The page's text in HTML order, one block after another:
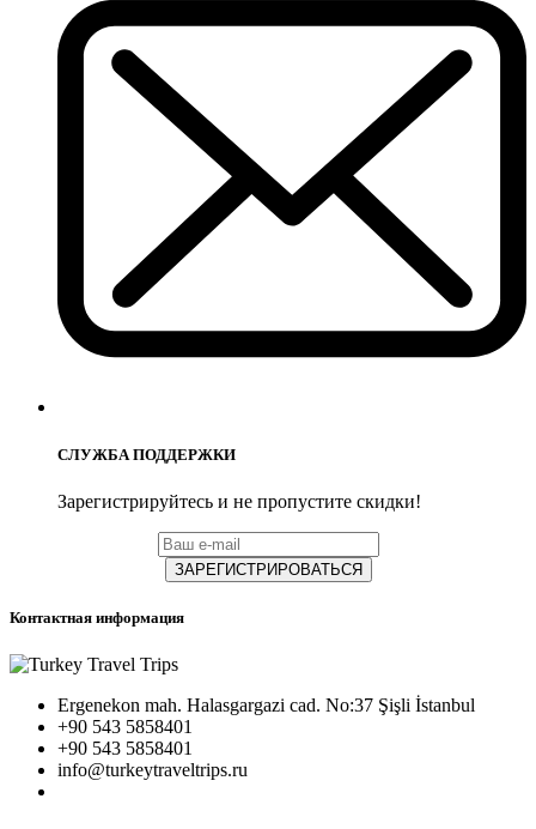
СЛУЖБА ПОДДЕРЖКИ
Зарегистрируйтесь и не пропустите скидки!
ЗАРЕГИСТРИРОВАТЬСЯ
Контактная информация
Ergenekon mah. Halasgargazi cad. No:37 Şişli İstanbul
+90 543 5858401
+90 543 5858401
info@turkeytraveltrips.ru